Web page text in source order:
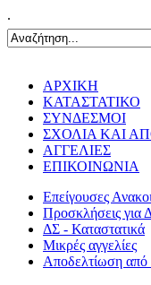
.
ΑΡΧΙΚΗ
ΚΑΤΑΣΤΑΤΙΚΟ
ΣΥΝΔΕΣΜΟΙ
ΣΧΟΛΙΑ ΚΑΙ
ΑΓΓΕΛΙΕΣ
ΕΠΙΚΟΙΝΩΝΙΑ
Επείγουσες
Προσκλήσεις για
ΔΣ - Καταστατικά
Μικρές αγγελίες
Αποδελτίωση από